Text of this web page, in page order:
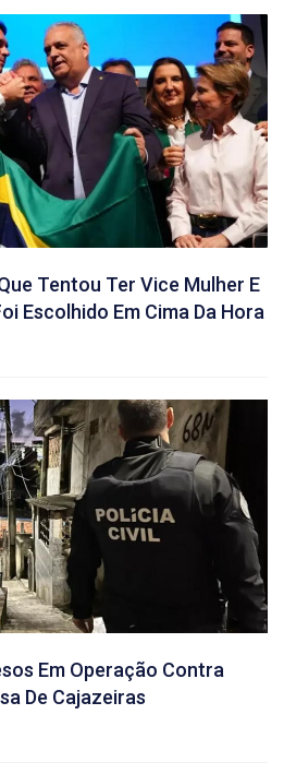
Tentou Ter Vice Mulher E
Escolhido Em Cima Da Hora
Em Operação Contra
De Cajazeiras